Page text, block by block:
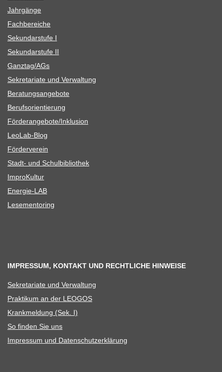
Jahr­gänge
Fach­be­rei­che
Sekun­dar­stufe I
Sekun­dar­stufe II
Ganztag/​​AGs
Sekre­ta­riate und Verwaltung
Bera­tungs­an­ge­bote
Berufs­ori­en­tie­rung
Förderangebote/​​Inklusion
Leo­Lab-Blog
För­der­ver­ein
Stadt- und Schulbibliothek
Impro­Kul­tur
Ener­­gie-LAB
Lese­men­to­ring
IMPRESSUM, KONTAKT UND RECHTLICHE HINWEISE
Sekre­ta­riate und Verwaltung
Prak­ti­kum an der LEOGOS
Krank­mel­dung (Sek. I)
So fin­den Sie uns
Impres­sum und Datenschutzerklärung